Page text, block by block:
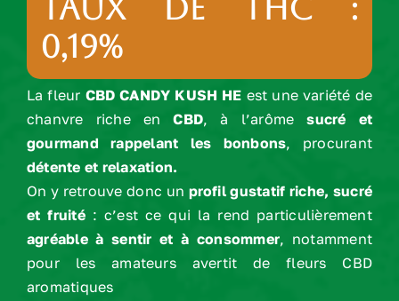
TAUX DE THC :
0,19%
La fleur CBD CANDY KUSH HE est une variété de
chanvre riche enCBD, à l’arômesucré et
gourmand rappelant les bonbons, procurant
détente et relaxation.
On y retrouve donc un profil gustatif riche, sucré
et fruité: c’est ce qui la rend particulièrement
agréable à sentir et à consommer, notamment
pour les amateurs avertit de fleurs CBD
aromatiques